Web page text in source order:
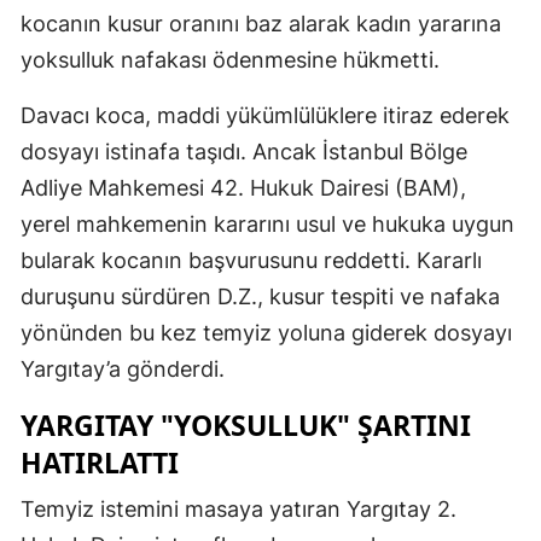
Mersin
İzmir
Kars
Kastamonu
Kırklareli
Kocaeli
Kütahya
kocanın kusur oranını baz alarak kadın yararına
yoksulluk nafakası ödenmesine hükmetti.
Davacı koca, maddi yükümlülüklere itiraz ederek
dosyayı istinafa taşıdı. Ancak İstanbul Bölge
Adliye Mahkemesi 42. Hukuk Dairesi (BAM),
yerel mahkemenin kararını usul ve hukuka uygun
bularak kocanın başvurusunu reddetti. Kararlı
duruşunu sürdüren D.Z., kusur tespiti ve nafaka
yönünden bu kez temyiz yoluna giderek dosyayı
Yargıtay’a gönderdi.
YARGITAY "YOKSULLUK" ŞARTINI
HATIRLATTI
Temyiz istemini masaya yatıran Yargıtay 2.